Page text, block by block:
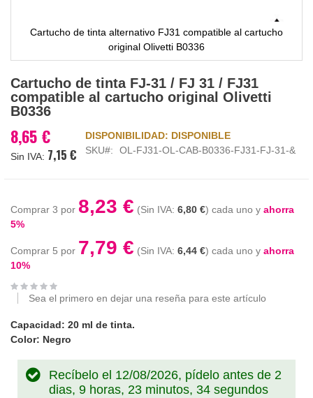
Cartucho de tinta alternativo FJ31 compatible al cartucho
original Olivetti B0336
al
comienzo
de
galería
de
Cartucho de tinta FJ-31 / FJ 31 / FJ31
compatible al cartucho original Olivetti
B0336
8,65 €
7,15 €
DISPONIBILIDAD: DISPONIBLE
SKU
OL-FJ31-OL-CAB-B0336-FJ31-FJ-31-&
Comprar 3 por 8,23 € 6,80 € cada uno y ahorra
5%
Comprar 5 por 7,79 € 6,44 € cada uno y ahorra
10%
Sea el primero en dejar una reseña para este artículo
Capacidad: 20 ml de tinta.
Color: Negro
Recíbelo el 12/08/2026, pídelo antes de 2
dias, 9 horas, 23 minutos, 34 segundos